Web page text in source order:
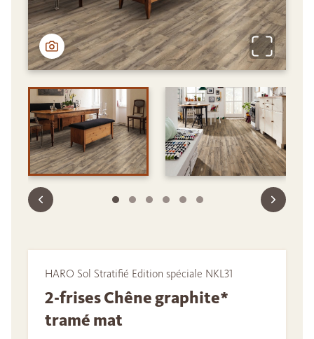
HARO Sol Stratifié Edition spéciale NKL31
2-frises Chêne graphite*
tramé mat